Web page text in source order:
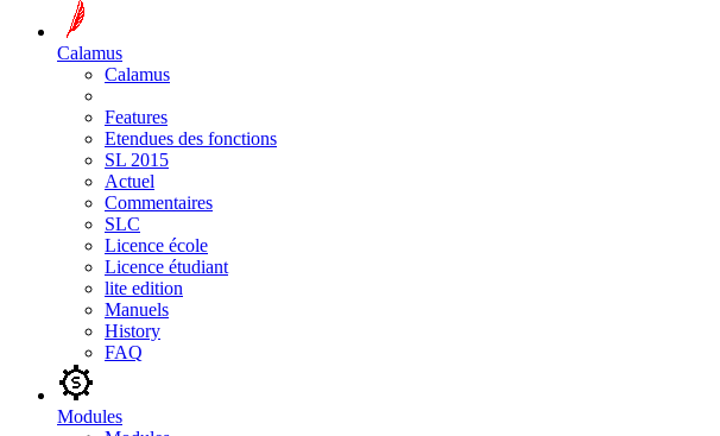
Calamus
Calamus
Features
Etendues des fonctions
SL 2015
Actuel
Commentaires
SLC
Licence école
Licence étudiant
lite edition
Manuels
History
FAQ
Modules